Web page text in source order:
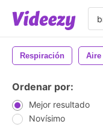
Respiración Aire
Ordenar por:
Mejor resultado
Novísimo